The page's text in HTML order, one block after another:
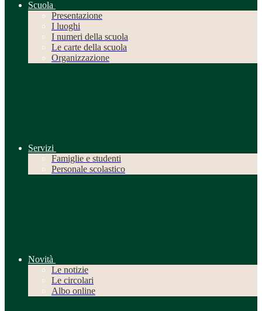
Scuola
Presentazione
I luoghi
I numeri della scuola
Le carte della scuola
Organizzazione
Servizi
Famiglie e studenti
Personale scolastico
Novità
Le notizie
Le circolari
Albo online